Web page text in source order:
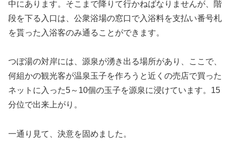
中にあります。そこまで降りて行かねばなりませんが、階
段を下る入口は、公衆浴場の窓口で入浴料を支払い番号札
を貰った入浴客のみ通ることができます。
つぼ湯の対岸には、源泉が湧き出る場所があり、ここで、
何組かの観光客が温泉玉子を作ろうと近くの売店で買った
ネットに入った5～10個の玉子を源泉に浸けています。15
分位で出来上がり。
一通り見て、決意を固めました。